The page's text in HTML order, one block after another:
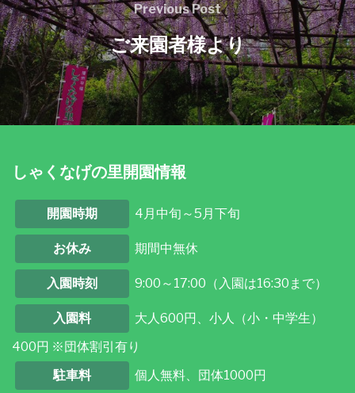
Previous Post
ご来園者様より
しゃくなげの里開園情報
開園時期 4月中旬～5月下旬
お休み 期間中無休
入園時刻 9:00～17:00（入園は16:30まで）
入園料
大人600円、小人（小・中学生）
400円 ※団体割引有り
駐車料
個人無料、団体1000円